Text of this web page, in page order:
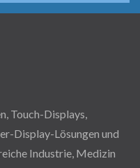
Touch-Displays,
Display-Lösungen und
Industrie, Medizin